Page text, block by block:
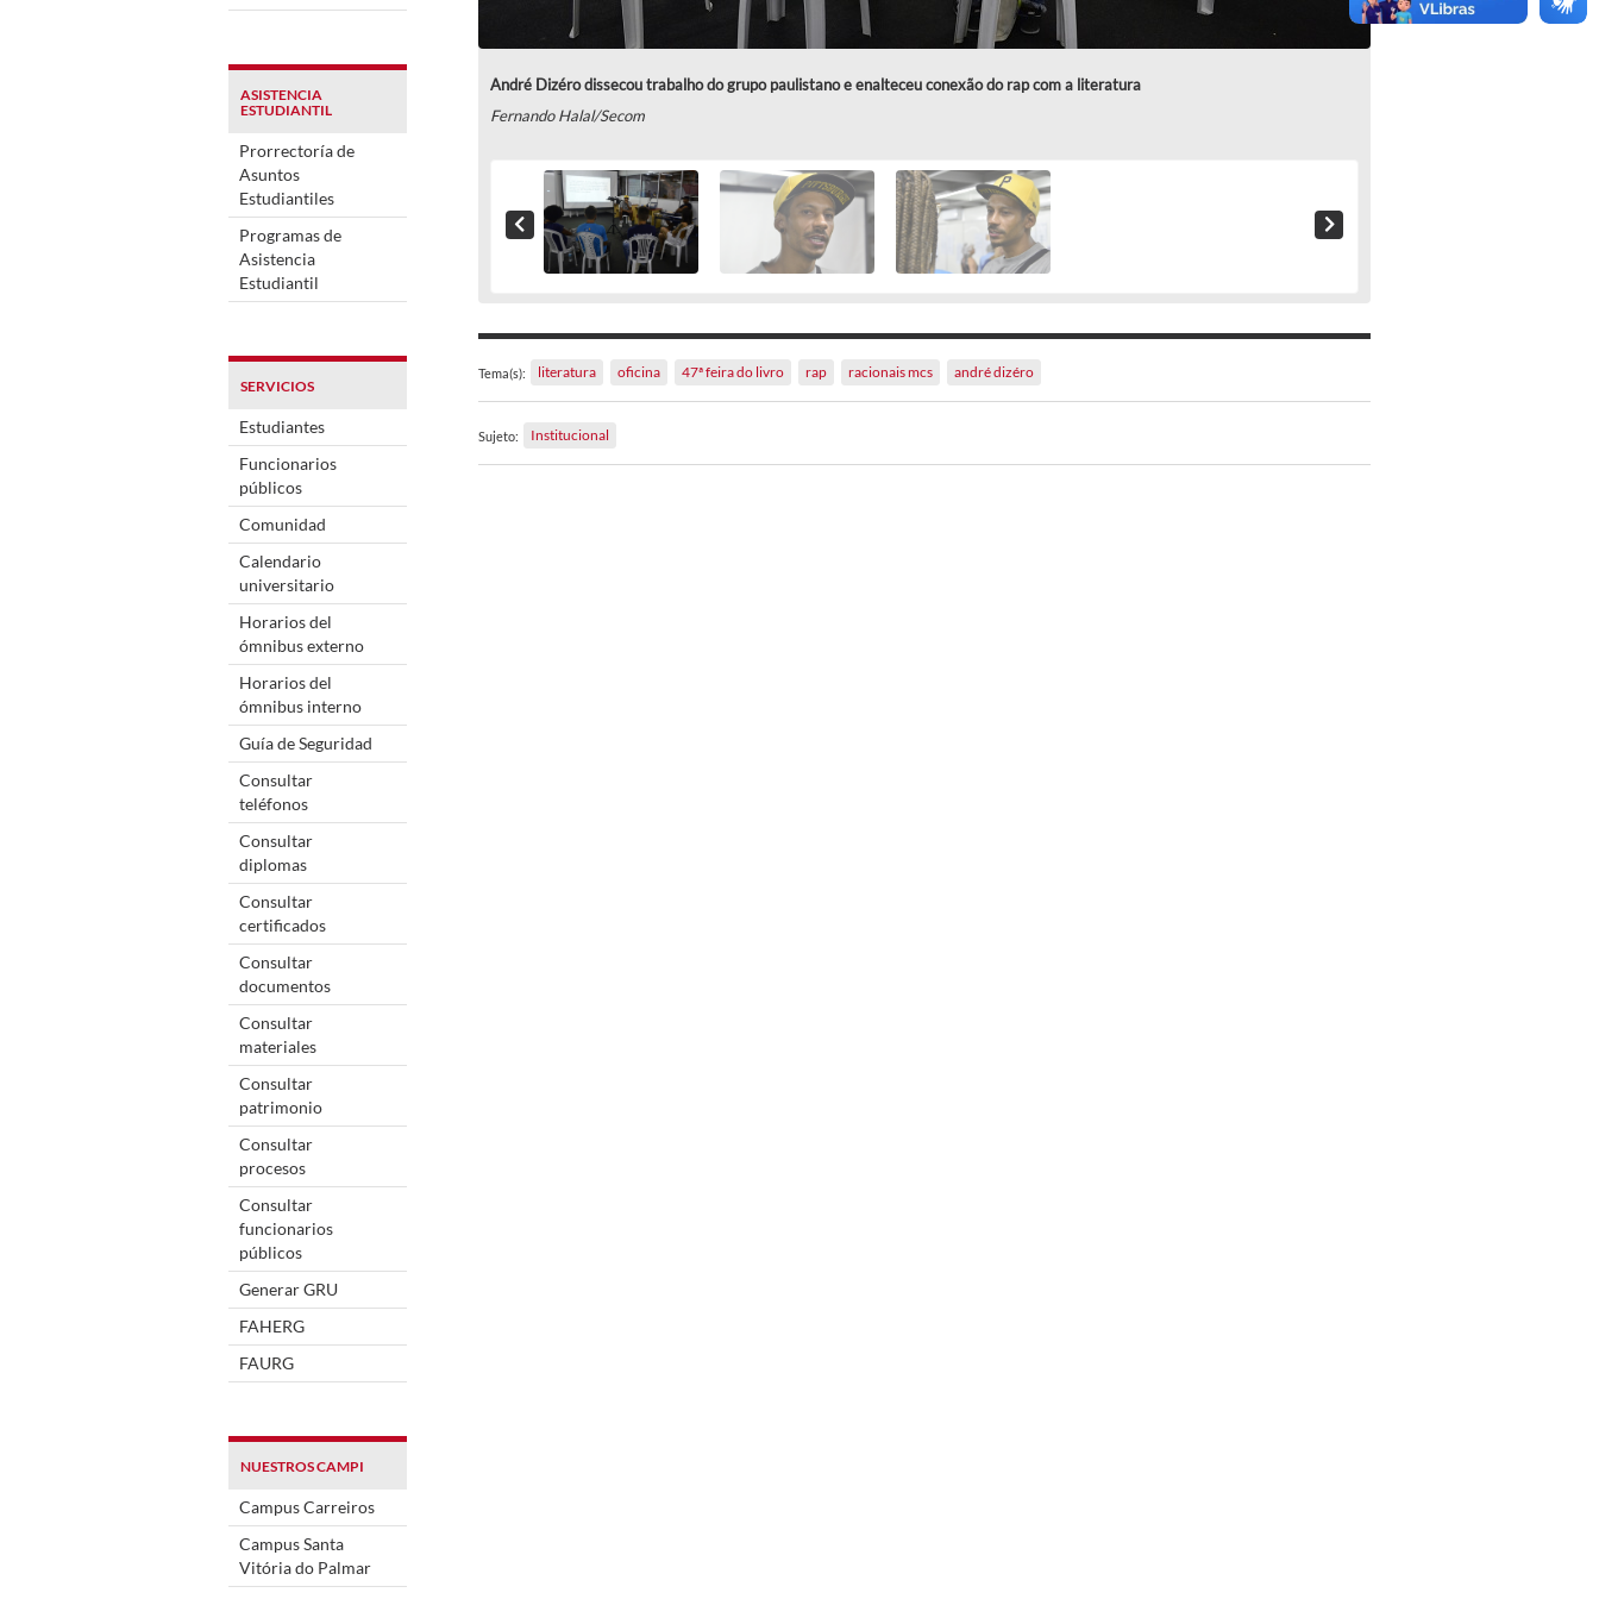
ASISTENCIA
ESTUDIANTIL
Prorrectoría de
Asuntos
Estudiantiles
Programas de
Asistencia
Estudiantil
SERVICIOS
Estudiantes
Funcionarios
públicos
Comunidad
Calendario
universitario
Horarios del
ómnibus externo
Horarios del
ómnibus interno
Guía de Seguridad
Consultar
teléfonos
Consultar
diplomas
Consultar
certificados
Consultar
documentos
Consultar
materiales
Consultar
patrimonio
Consultar
procesos
Consultar
funcionarios
públicos
Generar GRU
FAHERG
FAURG
NUESTROS CAMPI
Campus Carreiros
Campus Santa
Vitória do Palmar
André Dizéro dissecou trabalho do grupo paulistano e enalteceu conexão do rap com a literatura
Fernando Halal/Secom
Tema(s): literatura oficina 47ª feira do livro rap racionais mcs andré dizéro
Sujeto: Institucional